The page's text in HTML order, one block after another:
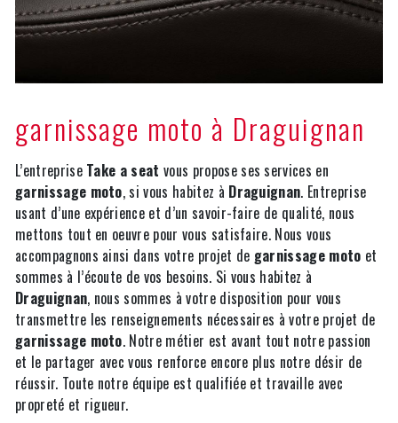
garnissage moto à Draguignan
L’entreprise Take a seat vous propose ses services en
garnissage moto, si vous habitez à Draguignan. Entreprise
usant d’une expérience et d’un savoir-faire de qualité, nous
mettons tout en oeuvre pour vous satisfaire. Nous vous
accompagnons ainsi dans votre projet de garnissage moto et
sommes à l’écoute de vos besoins. Si vous habitez à
Draguignan, nous sommes à votre disposition pour vous
transmettre les renseignements nécessaires à votre projet de
garnissage moto. Notre métier est avant tout notre passion
et le partager avec vous renforce encore plus notre désir de
réussir. Toute notre équipe est qualifiée et travaille avec
propreté et rigueur.